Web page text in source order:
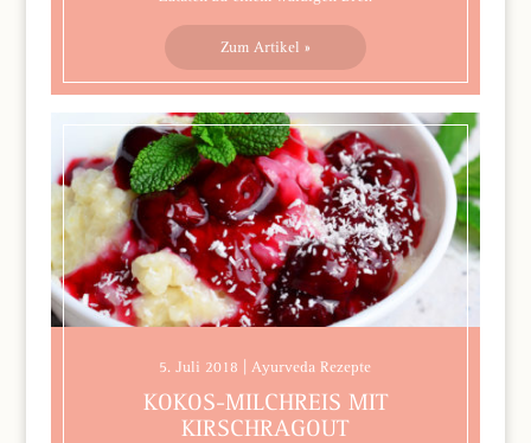
Zum Artikel »
5. Juli 2018 | Ayurveda Rezepte
KOKOS-MILCHREIS MIT
KIRSCHRAGOUT